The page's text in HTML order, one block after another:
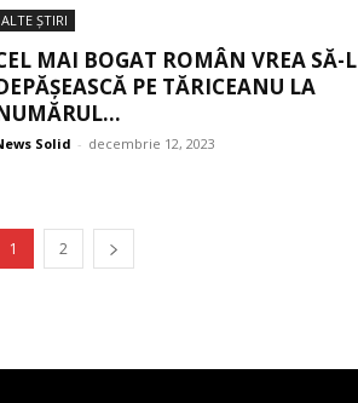
ALTE ŞTIRI
MAI BOGAT ROMÂN VREA SĂ-L
PE TĂRICEANU LA
Solid - decembrie 12, 2023
1 2